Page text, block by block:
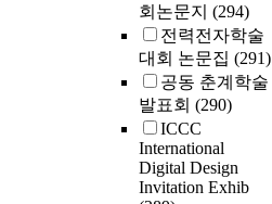
회논문지 (294)
전력전자학술
대회 논문집 (291)
공동 춘계학술
발표회 (290)
ICCC
International
Digital Design
Invitation Exhib